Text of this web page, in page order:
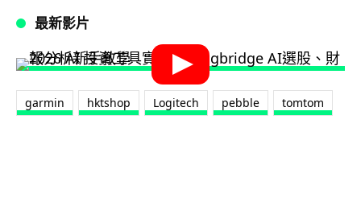
最新影片
garmin hktshop Logitech pebble tomtom